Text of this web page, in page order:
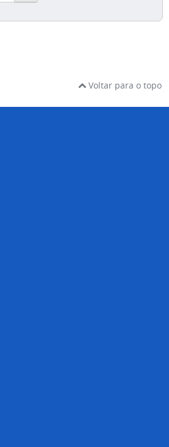
Voltar para o topo